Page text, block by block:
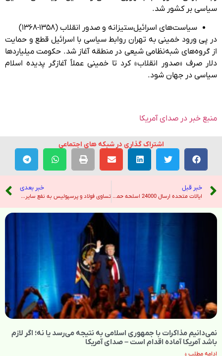
سیاسی بر کشور شد.
سیاست‌های اسرائیل‌ستیزانه و صدور انقلاب (۱۳۵۸-۱۳۶۸)
در پی ورود خمینی به تهران روابط سیاسی با اسرائیل قطع و حمایت
از گروه‌های شبه‌نظامی شیعی در منطقه آغاز شد. حکومت میلیارد‌ها
دلار صرف «صدور انقلاب» کرد تا خمینی عملاً آغازگر پدیده اسلام
سیاسی در جهان شود.
منبع خبر در صدای آمریکا
اشتراک گذاری در شبکه های اجتماعی
خبر قبل
ایالات متحده ارسال 24000 اسلحه حمله ای که تحت بایدن قرار گرفته است ، ارسال می کند – نیویورک تایمز
خبر بعدی
تساوی فولاد و پرسپولیس به نفع سایر مدعیان در روز قرعه‌کشی پلی‌آف لیگ قهرمانان اروپا – خبرگزاری ایرنا
نمی‌دانیم مذاکرات با جمهوری اسلامی به نتیجه می‌رسد یا نه؛ اگر لازم
باشد آمریکا آماده اقدام است – صدای آمریکا
ادامه مطلب »